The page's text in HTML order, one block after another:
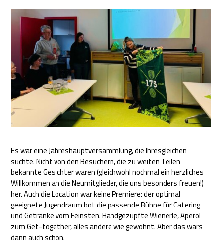
Es war eine Jahreshauptversammlung, die Ihresgleichen
suchte. Nicht von den Besuchern, die zu weiten Teilen
bekannte Gesichter waren (gleichwohl nochmal ein herzliches
Willkommen an die Neumitglieder, die uns besonders freuen!)
her. Auch die Location war keine Premiere: der optimal
geeignete Jugendraum bot die passende Bühne für Catering
und Getränke vom Feinsten. Handgezupfte Wienerle, Aperol
zum Get-together, alles andere wie gewohnt. Aber das wars
dann auch schon.